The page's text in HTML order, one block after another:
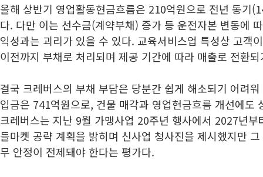
올해 상반기 영업활동현금흐름은 210억원으로 전년 동기
다. 다만 이는 선수금(계약부채) 증가 등 운전자본 변동에
익성과는 괴리가 있을 수 있다. 교육서비스업 특성상 고객
이전까지 부채로 처리되며 제공 기간에 따라 매출로 전환
결국 크레버스의 부채 부담은 당분간 쉽게 해소되기 어려
입금은 741억원으로, 건물 매각과 영업현금흐름 개선에도
크레버스는 지난 9월 가맹사업 20주년 행사에서 2027년
들마켓 공략 계획을 밝히며 신사업 청사진을 제시했지만
무 안정이 전제돼야 한다는 평가다.